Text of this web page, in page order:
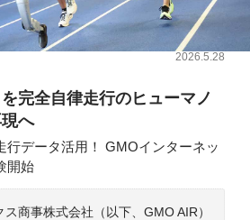
2026.5.28
完全自律走行のヒューマノ
へ
行データ活用！ GMOインターネッ
開始
商事株式会社（以下、GMO AIR）